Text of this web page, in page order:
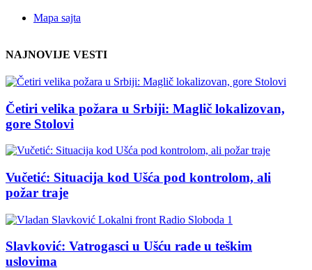
Mapa sajta
NAJNOVIJE VESTI
Četiri velika požara u Srbiji: Maglič lokalizovan,
gore Stolovi
Vučetić: Situacija kod Ušća pod kontrolom, ali
požar traje
Slavković: Vatrogasci u Ušću rade u teškim
uslovima